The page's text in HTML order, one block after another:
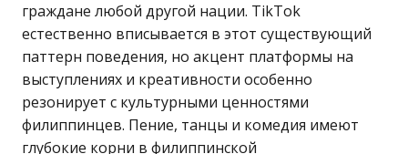
граждане любой другой нации. TikTok
естественно вписывается в этот существующий
паттерн поведения, но акцент платформы на
выступлениях и креативности особенно
резонирует с культурными ценностями
филиппинцев. Пение, танцы и комедия имеют
глубокие корни в филиппинской